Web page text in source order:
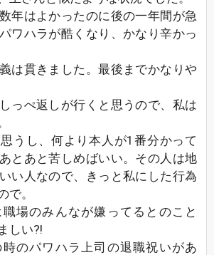
年はよかったのに後の一年間が急
ワハラが酷くなり、かなり辛かっ
は貫きました。最後までかなりや
っぺ返しが行くと思うので、私は
うし、何より本人が1番分かって
とあと苦しめばいい。その人は地
い人なので、きっと私にした行為
で。
場のみんなが嫌ってるとのこと
しい⁈
のパワハラ上司の退職祝いがあ